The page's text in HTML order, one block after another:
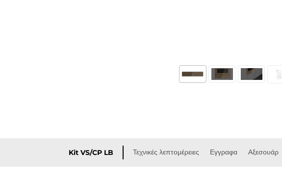
Kit VS/CP LB Τεχνικές λεπτομέρειες Εγγραφα Αξεσουάρ